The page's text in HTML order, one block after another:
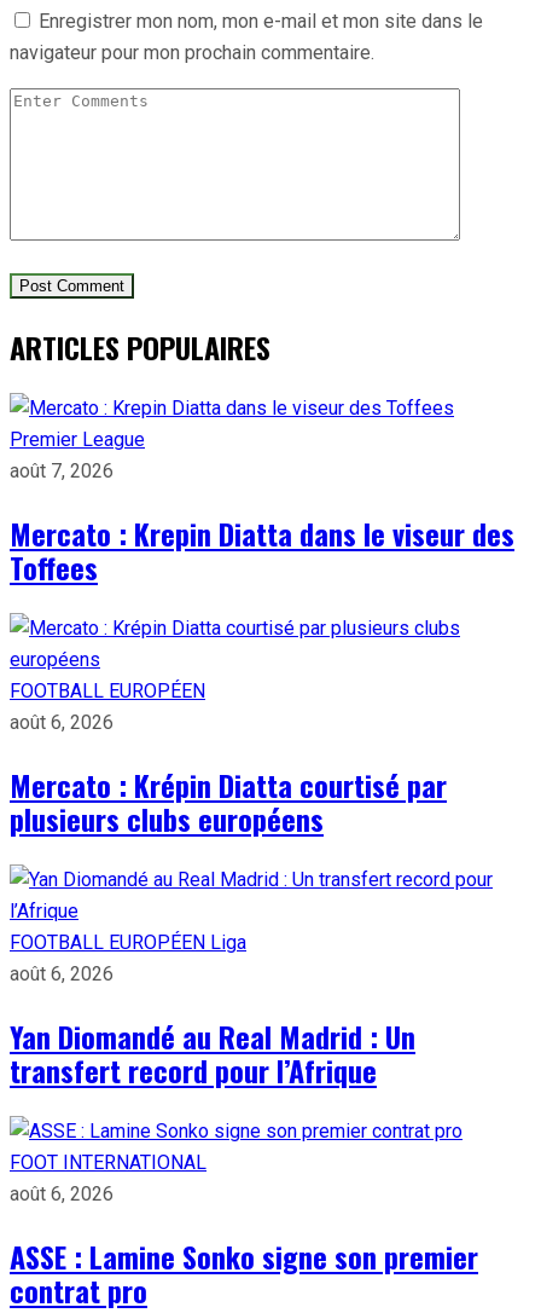
Enregistrer mon nom, mon e-mail et mon site dans le
navigateur pour mon prochain commentaire.
ARTICLES POPULAIRES
Premier League
août 7, 2026
Mercato : Krepin Diatta dans le viseur des
Toffees
FOOTBALL EUROPÉEN
août 6, 2026
Mercato : Krépin Diatta courtisé par
plusieurs clubs européens
FOOTBALL EUROPÉEN Liga
août 6, 2026
Yan Diomandé au Real Madrid : Un
transfert record pour l’Afrique
FOOT INTERNATIONAL
août 6, 2026
ASSE : Lamine Sonko signe son premier
contrat pro